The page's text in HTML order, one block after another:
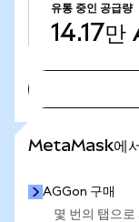
유통 중인 공급량
14.17만
MetaMask에
AGGon 구매
몇 번의 탭으